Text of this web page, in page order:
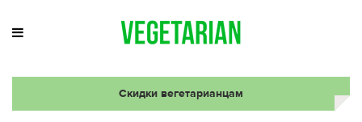
Скидки вегетарианцам